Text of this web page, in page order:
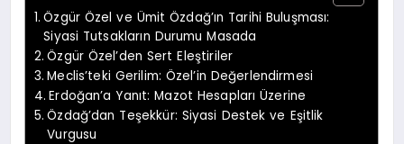
Özgür Özel ve Ümit Özdağ’ın Tarihi Buluşması:
Siyasi Tutsakların Durumu Masada
Özgür Özel’den Sert Eleştiriler
Meclis’teki Gerilim: Özel’in Değerlendirmesi
Erdoğan’a Yanıt: Mazot Hesapları Üzerine
Özdağ’dan Teşekkür: Siyasi Destek ve Eşitlik
Vurgusu